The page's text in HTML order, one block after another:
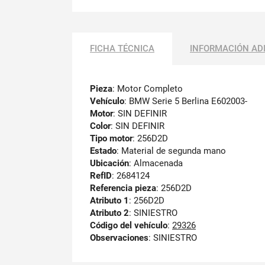
FICHA TÉCNICA INFORMACIÓN
Pieza: Motor Completo
Vehículo: BMW Serie 5 Berlina E602003-
Motor: SIN DEFINIR
Color: SIN DEFINIR
Tipo motor: 256D2D
Estado: Material de segunda mano
Ubicación: Almacenada
RefID: 2684124
Referencia pieza: 256D2D
Atributo 1 : 256D2D
Atributo 2: SINIESTRO
Código del vehículo: 29326
Observaciones: SINIESTRO